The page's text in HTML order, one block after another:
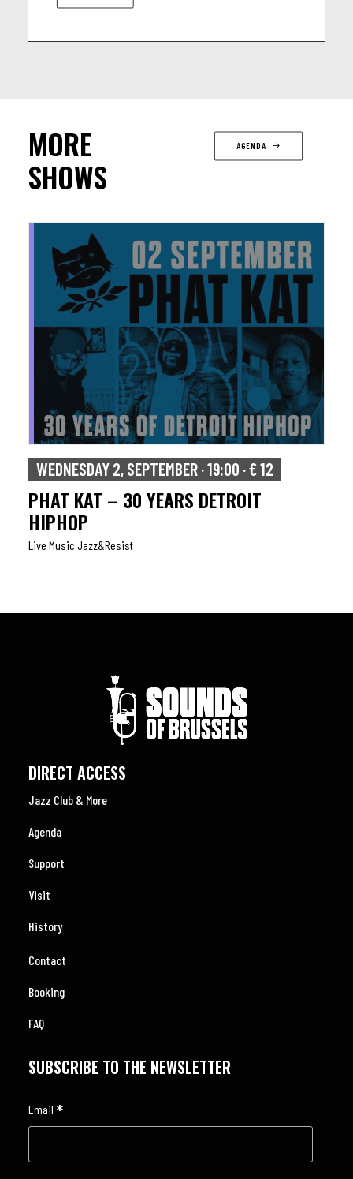
MORE
SHOWS
AGENDA
WEDNESDAY 2, SEPTEMBER · 19:00 · € 12
PHAT KAT – 30 YEARS DETROIT
HIPHOP
Live Music Jazz&resist
DIRECT ACCESS
Jazz Club & More
Agenda
Support
Visit
History
Contact
Booking
FAQ
SUBSCRIBE TO THE NEWSLETTER
Email *